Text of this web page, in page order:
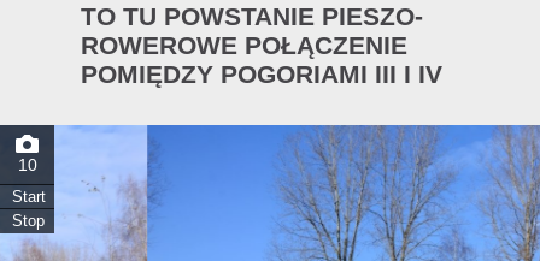
TO TU POWSTANIE PIESZO-
ROWEROWE POŁĄCZENIE
POMIĘDZY POGORIAMI III I IV
10
Start
Stop